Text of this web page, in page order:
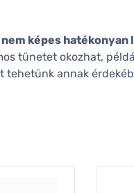
képes
tünetet okozhat,
tehetünk annak